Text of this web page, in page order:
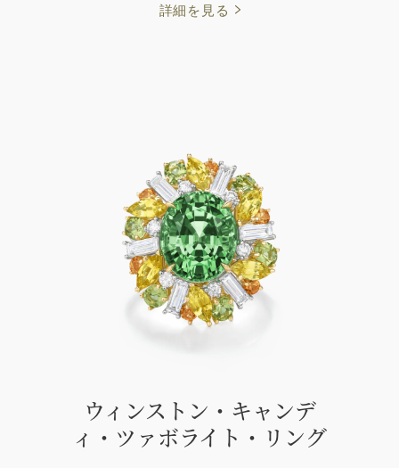
詳細を見る
ウィンストン・キャンデ
ィ・ツァボライト・リング